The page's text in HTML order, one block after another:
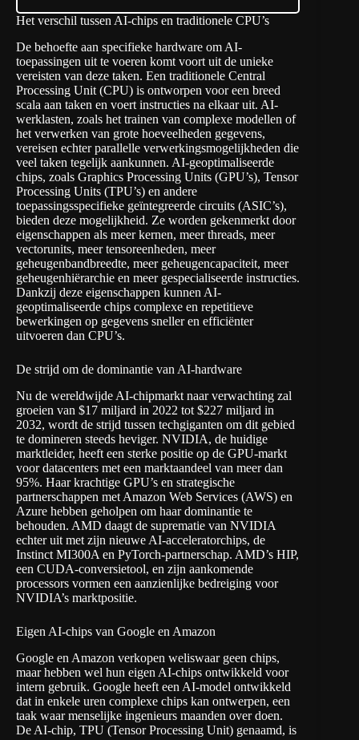
Het verschil tussen AI-chips en traditionele CPU’s
De behoefte aan specifieke hardware om AI-
toepassingen uit te voeren komt voort uit de unieke
vereisten van deze taken. Een traditionele Central
Processing Unit (CPU) is ontworpen voor een breed
scala aan taken en voert instructies na elkaar uit. AI-
werklasten, zoals het trainen van complexe modellen of
het verwerken van grote hoeveelheden gegevens,
vereisen echter parallelle verwerkingsmogelijkheden die
veel taken tegelijk aankunnen. AI-geoptimaliseerde
chips, zoals Graphics Processing Units (GPU’s), Tensor
Processing Units (TPU’s) en andere
toepassingsspecifieke geïntegreerde circuits (ASIC’s),
bieden deze mogelijkheid. Ze worden gekenmerkt door
eigenschappen als meer kernen, meer threads, meer
vectorunits, meer tensoreenheden, meer
geheugenbandbreedte, meer geheugencapaciteit, meer
geheugenhiërarchie en meer gespecialiseerde instructies.
Dankzij deze eigenschappen kunnen AI-
geoptimaliseerde chips complexe en repetitieve
bewerkingen op gegevens sneller en efficiënter
uitvoeren dan CPU’s.
De strijd om de dominantie van AI-hardware
Nu de wereldwijde AI-chipmarkt naar verwachting zal
groeien van $17 miljard in 2022 tot $227 miljard in
2032, wordt de strijd tussen techgiganten om dit gebied
te domineren steeds heviger. NVIDIA, de huidige
marktleider, heeft een sterke positie op de GPU-markt
voor datacenters met een marktaandeel van meer dan
95%. Haar krachtige GPU’s en strategische
partnerschappen met Amazon Web Services (AWS) en
Azure hebben geholpen om haar dominantie te
behouden. AMD daagt de suprematie van NVIDIA
echter uit met zijn nieuwe AI-acceleratorchips, de
Instinct MI300A en PyTorch-partnerschap. AMD’s HIP,
een CUDA-conversietool, en zijn aankomende
processors vormen een aanzienlijke bedreiging voor
NVIDIA’s marktpositie.
Eigen AI-chips van Google en Amazon
Google en Amazon verkopen weliswaar geen chips,
maar hebben wel hun eigen AI-chips ontwikkeld voor
intern gebruik. Google heeft een AI-model ontwikkeld
dat in enkele uren complexe chips kan ontwerpen, een
taak waar menselijke ingenieurs maanden over doen.
De AI-chip, TPU (Tensor Processing Unit) genaamd, is